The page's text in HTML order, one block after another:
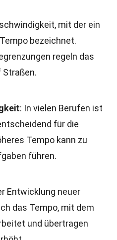
mit der ein
bezeichnet.
regeln das
Straßen.
: In vielen Berufen ist
für die
Tempo kann zu
führen.
Entwicklung neuer
das Tempo, mit dem
und übertragen